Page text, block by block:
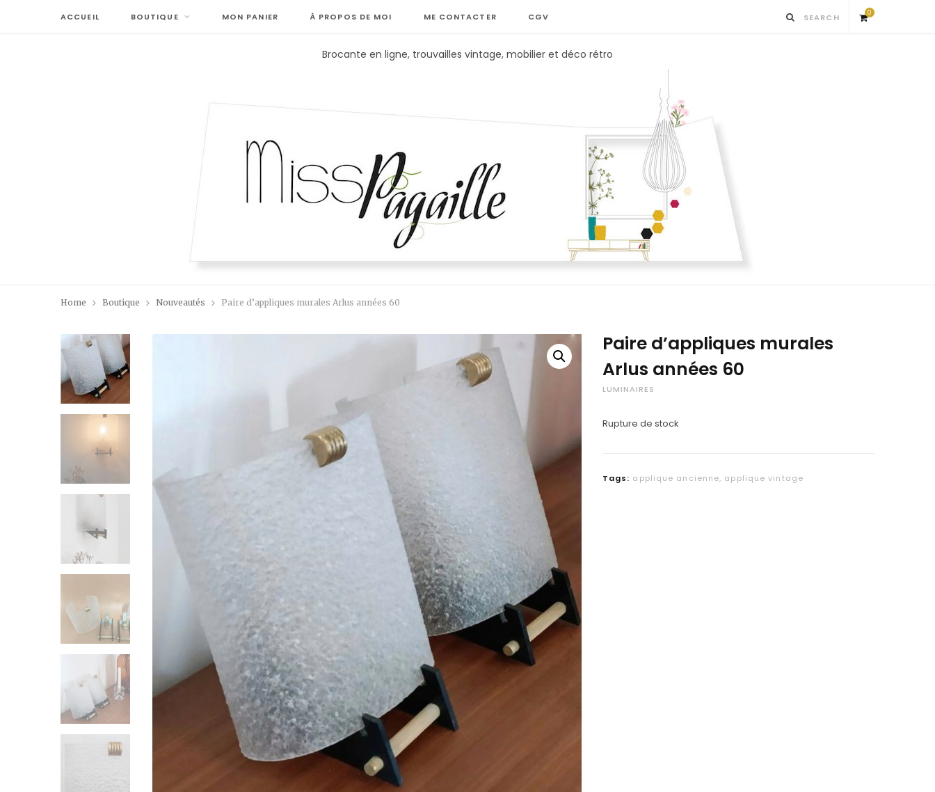
ACCUEIL BOUTIQUE MON PANIER À PROPOS DE MOI ME CONTACTER CGV 0
Brocante en ligne, trouvailles vintage, mobilier et déco rétro
Home Boutique Nouveautés Paire d’appliques murales Arlus années 60
Paire d’appliques murales
Arlus années 60
LUMINAIRES
Rupture de stock
Tags: applique ancienne, applique vintage